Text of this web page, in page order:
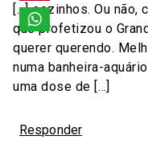
[…] sozinhos. Ou não,
que profetizou o
querer querendo.
numa banheira-
uma dose de […]
Responder